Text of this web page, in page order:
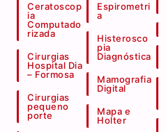
Ceratoscop
ia
Computado
rizada
Cirurgias
Hospital Dia
– Formosa
Cirurgias
pequeno
porte
Espirometri
a
Histerosco
pia
Diagnóstica
Mamografia
Digital
Mapa e
Holter